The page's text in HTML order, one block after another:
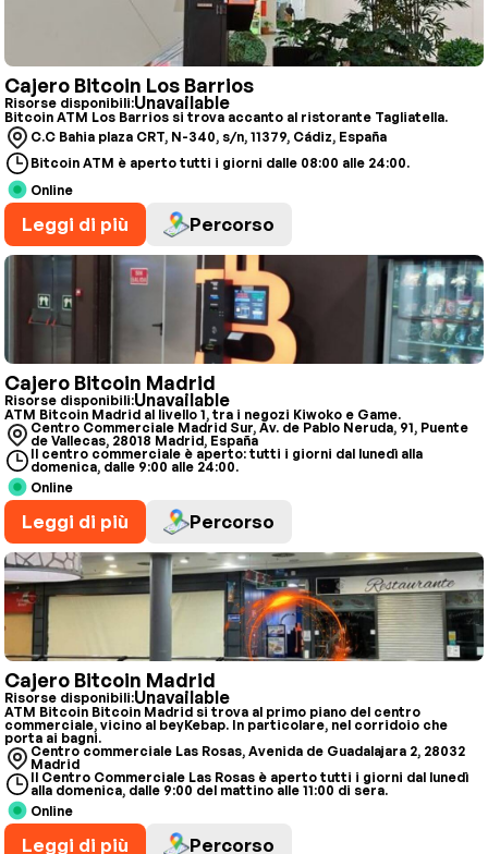
Cajero Bitcoin Los Barrios
Risorse disponibili:Unavailable
Bitcoin ATM Los Barrios si trova accanto al ristorante Tagliatella.
C.C Bahia plaza CRT, N-340, s/n, 11379, Cádiz, España
Bitcoin ATM è aperto tutti i giorni dalle 08:00 alle 24:00.
Online
Leggi di più Percorso
Cajero Bitcoin Madrid
Risorse disponibili:Unavailable
ATM Bitcoin Madrid al livello 1, tra i negozi Kiwoko e Game.
Centro Commerciale Madrid Sur, Av. de Pablo Neruda, 91, Puente
de Vallecas, 28018 Madrid, España
Il centro commerciale è aperto: tutti i giorni dal lunedì alla
domenica, dalle 9:00 alle 24:00.
Online
Leggi di più Percorso
Cajero Bitcoin Madrid
Risorse disponibili:Unavailable
ATM Bitcoin Bitcoin Madrid si trova al primo piano del centro
commerciale, vicino al beyKebap. In particolare, nel corridoio che
porta ai bagni.
Centro commerciale Las Rosas, Avenida de Guadalajara 2, 28032
Madrid
Il Centro Commerciale Las Rosas è aperto tutti i giorni dal lunedì
alla domenica, dalle 9:00 del mattino alle 11:00 di sera.
Online
Leggi di più Percorso